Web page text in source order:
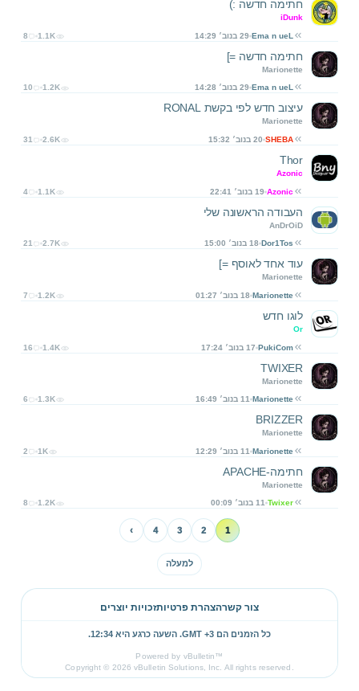
חתימה חדשה :)
iDunk
Ema n ueL 29 בנוב׳ 14:29 8 1.1K
חתימה חדשה =]
Marionette
Ema n ueL 29 בנוב׳ 14:28 10 1.2K
עיצוב חדש לפי בקשת RONAL
Marionette
SHEBA 20 בנוב׳ 15:32 31 2.6K
Thor
Azonic
Azonic 19 בנוב׳ 22:41 4 1.1K
העבודה הראשונה שלי
AnDrOiD
Dor1Tos 18 בנוב׳ 15:00 21 2.7K
עוד אחד לאוסף =]
Marionette
Marionette 18 בנוב׳ 01:27 7 1.2K
לוגו חדש
Or
PukiCom 17 בנוב׳ 17:24 16 1.4K
TWIXER
Marionette
Marionette 11 בנוב׳ 16:49 6 1.3K
BRIZZER
Marionette
Marionette 11 בנוב׳ 12:29 2 1K
חתימה-APACHE
Marionette
Twixer 11 בנוב׳ 00:09 8 1.2K
1
2
3
4
›
למעלה
צור קשרהצהרת פרטיותזכויות יוצרים
כל הזמנים הם GMT +3. השעה כרגע היא 12:34
.
Powered by vBulletin™
Copyright © 2026 vBulletin Solutions, Inc. All rights reserved.